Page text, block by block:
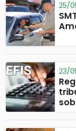
25/
23/